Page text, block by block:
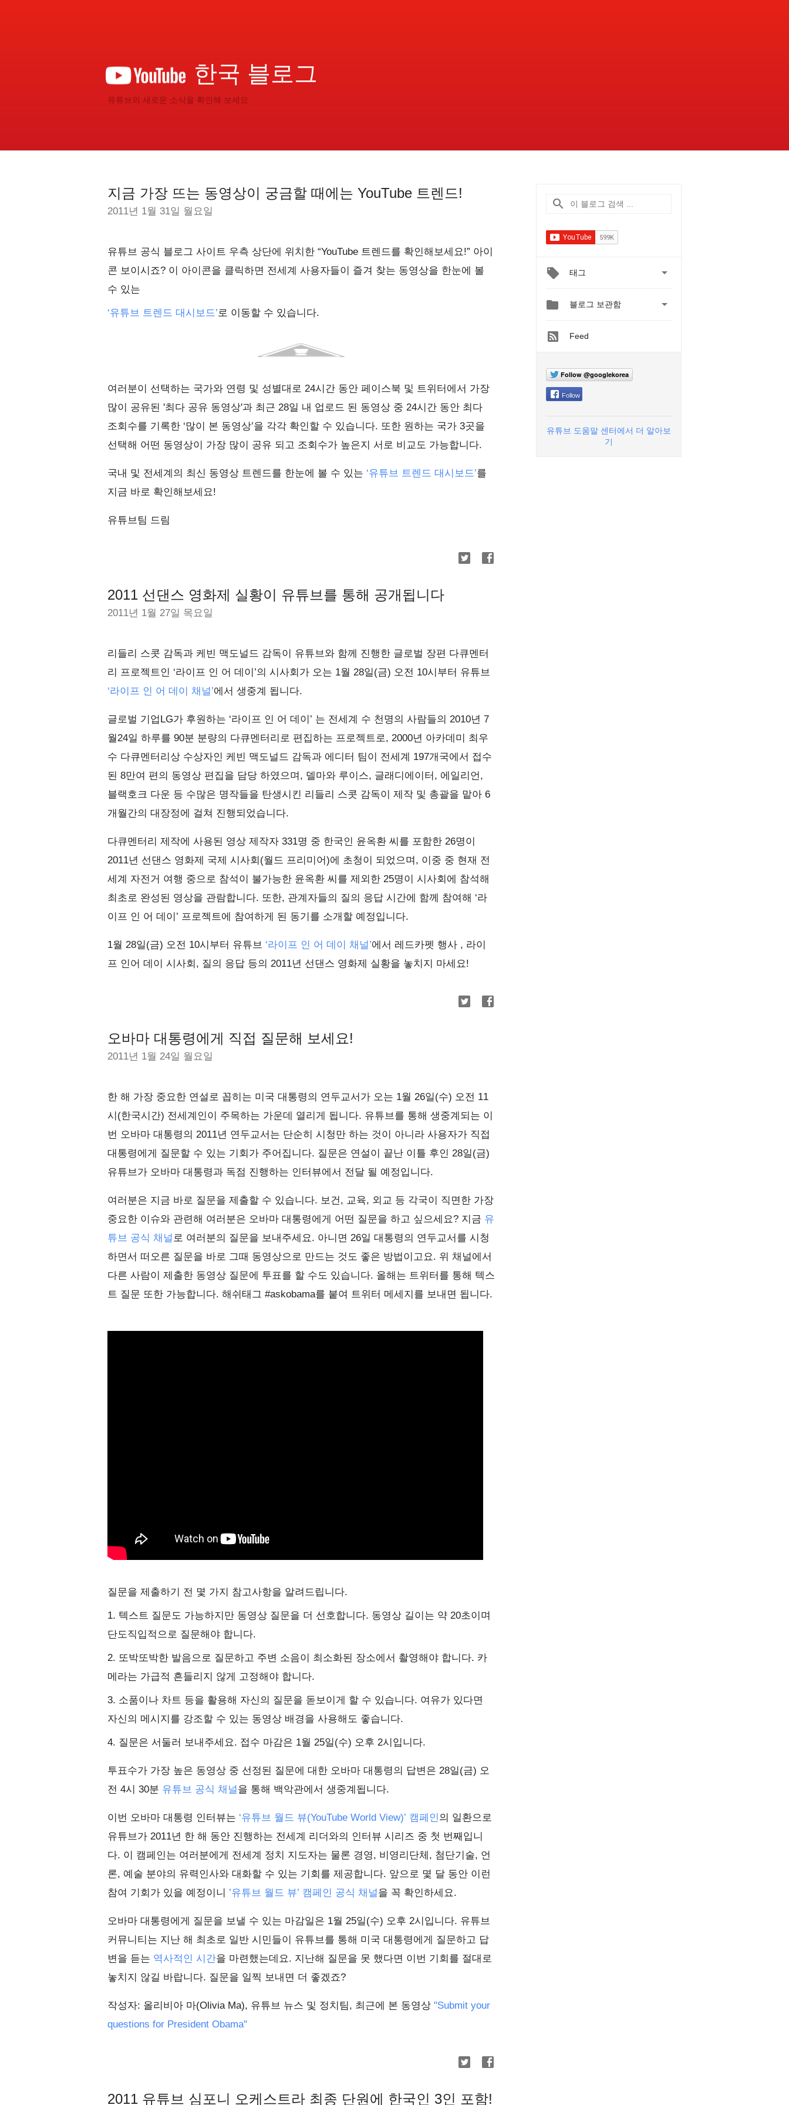
한국 블로그
유튜브의 새로운 소식을 확인해 보세요
지금 가장 뜨는 동영상이 궁금할 때에는 YouTube 트렌드!
2011년 1월 31일 월요일
유튜브 공식 블로그 사이트 우측 상단에 위치한 “YouTube 트렌드를 확인해보세요!” 아이
콘 보이시죠? 이 아이콘을 클릭하면 전세계 사용자들이 즐겨 찾는 동영상을 한눈에 볼
수 있는
‘유튜브 트렌드 대시보드’로 이동할 수 있습니다.
여러분이 선택하는 국가와 연령 및 성별대로 24시간 동안 페이스북 및 트위터에서 가장
많이 공유된 '최다 공유 동영상'과 최근 28일 내 업로드 된 동영상 중 24시간 동안 최다
조회수를 기록한 ‘많이 본 동영상’을 각각 확인할 수 있습니다. 또한 원하는 국가 3곳을
선택해 어떤 동영상이 가장 많이 공유 되고 조회수가 높은지 서로 비교도 가능합니다.
국내 및 전세계의 최신 동영상 트렌드를 한눈에 볼 수 있는 ‘유튜브 트렌드 대시보드’를
지금 바로 확인해보세요!
유튜브팀 드림
2011 선댄스 영화제 실황이 유튜브를 통해 공개됩니다
2011년 1월 27일 목요일
리들리 스콧 감독과 케빈 맥도널드 감독이 유튜브와 함께 진행한 글로벌 장편 다큐멘터
리 프로젝트인 ‘라이프 인 어 데이’의 시사회가 오는 1월 28일(금) 오전 10시부터 유튜브
‘라이프 인 어 데이 채널’에서 생중계 됩니다.
글로벌 기업LG가 후원하는 ‘라이프 인 어 데이’ 는 전세계 수 천명의 사람들의 2010년 7
월24일 하루를 90분 분량의 다큐멘터리로 편집하는 프로젝트로, 2000년 아카데미 최우
수 다큐멘터리상 수상자인 케빈 맥도널드 감독과 에디터 팀이 전세계 197개국에서 접수
된 8만여 편의 동영상 편집을 담당 하였으며, 델마와 루이스, 글래디에이터, 에일리언,
블랙호크 다운 등 수많은 명작들을 탄생시킨 리들리 스콧 감독이 제작 및 총괄을 맡아 6
개월간의 대장정에 걸쳐 진행되었습니다.
다큐멘터리 제작에 사용된 영상 제작자 331명 중 한국인 윤옥환 씨를 포함한 26명이
2011년 선댄스 영화제 국제 시사회(월드 프리미어)에 초청이 되었으며, 이중 중 현재 전
세계 자전거 여행 중으로 참석이 불가능한 윤옥환 씨를 제외한 25명이 시사회에 참석해
최초로 완성된 영상을 관람합니다. 또한, 관계자들의 질의 응답 시간에 함께 참여해 ‘라
이프 인 어 데이’ 프로젝트에 참여하게 된 동기를 소개할 예정입니다.
1월 28일(금) 오전 10시부터 유튜브 ‘라이프 인 어 데이 채널’에서 레드카펫 행사 , 라이
프 인어 데이 시사회, 질의 응답 등의 2011년 선댄스 영화제 실황을 놓치지 마세요!
오바마 대통령에게 직접 질문해 보세요!
2011년 1월 24일 월요일
한 해 가장 중요한 연설로 꼽히는 미국 대통령의 연두교서가 오는 1월 26일(수) 오전 11
시(한국시간) 전세계인이 주목하는 가운데 열리게 됩니다. 유튜브를 통해 생중계되는 이
번 오바마 대통령의 2011년 연두교서는 단순히 시청만 하는 것이 아니라 사용자가 직접
대통령에게 질문할 수 있는 기회가 주어집니다. 질문은 연설이 끝난 이틀 후인 28일(금)
유튜브가 오바마 대통령과 독점 진행하는 인터뷰에서 전달 될 예정입니다.
여러분은 지금 바로 질문을 제출할 수 있습니다. 보건, 교육, 외교 등 각국이 직면한 가장
중요한 이슈와 관련해 여러분은 오바마 대통령에게 어떤 질문을 하고 싶으세요? 지금 유
튜브 공식 채널 로 여러분의 질문을 보내주세요. 아니면 26일 대통령의 연두교서를 시청
하면서 떠오른 질문을 바로 그때 동영상으로 만드는 것도 좋은 방법이고요. 위 채널에서
다른 사람이 제출한 동영상 질문에 투표를 할 수도 있습니다. 올해는 트위터를 통해 텍스
트 질문 또한 가능합니다. 해쉬태그 #askobama를 붙여 트위터 메세지를 보내면 됩니다.
질문을 제출하기 전 몇 가지 참고사항을 알려드립니다.
1. 텍스트 질문도 가능하지만 동영상 질문을 더 선호합니다. 동영상 길이는 약 20초이며
단도직입적으로 질문해야 합니다.
2. 또박또박한 발음으로 질문하고 주변 소음이 최소화된 장소에서 촬영해야 합니다. 카
메라는 가급적 흔들리지 않게 고정해야 합니다.
3. 소품이나 차트 등을 활용해 자신의 질문을 돋보이게 할 수 있습니다. 여유가 있다면
자신의 메시지를 강조할 수 있는 동영상 배경을 사용해도 좋습니다.
4. 질문은 서둘러 보내주세요. 접수 마감은 1월 25일(수) 오후 2시입니다.
투표수가 가장 높은 동영상 중 선정된 질문에 대한 오바마 대통령의 답변은 28일(금) 오
전 4시 30분 유튜브 공식 채널 을 통해 백악관에서 생중계됩니다.
이번 오바마 대통령 인터뷰는 ‘유튜브 월드 뷰(YouTube World View)’ 캠페인의 일환으로
유튜브가 2011년 한 해 동안 진행하는 전세계 리더와의 인터뷰 시리즈 중 첫 번째입니
다. 이 캠페인는 여러분에게 전세계 정치 지도자는 물론 경영, 비영리단체, 첨단기술, 언
론, 예술 분야의 유력인사와 대화할 수 있는 기회를 제공합니다. 앞으로 몇 달 동안 이런
참여 기회가 있을 예정이니 ’유튜브 월드 뷰’ 캠페인 공식 채널 을 꼭 확인하세요.
오바마 대통령에게 질문을 보낼 수 있는 마감일은 1월 25일(수) 오후 2시입니다. 유튜브
커뮤니티는 지난 해 최초로 일반 시민들이 유튜브를 통해 미국 대통령에게 질문하고 답
변을 듣는 역사적인 시간을 마련했는데요. 지난해 질문을 못 했다면 이번 기회를 절대로
놓치지 않길 바랍니다. 질문을 일찍 보내면 더 좋겠죠?
작성자: 올리비아 마(Olivia Ma), 유튜브 뉴스 및 정치팀, 최근에 본 동영상 "Submit your
questions for President Obama"
2011 유튜브 심포니 오케스트라 최종 단원에 한국인 3인 포함!
태그 
 블로그 보관함 
Feed
Follow @googlekorea
Follow
유튜브 도움말 센터에서 더 알아보
기